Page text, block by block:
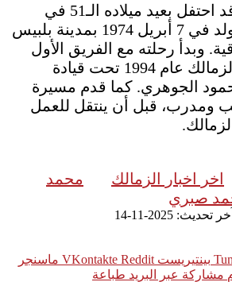
كان محمد صبري قد احتفل بعيد ميلاده الـ51 في
أبريل الماضي، إذ ولد في 7 أبريل 1974 بمدينة بلبيس
وبدأ رحلته مع الفريق الأول
لكرة القدم بنادي الزمالك عام 1994 تحت قيادة
الجوهري. كما قدم مسيرة
ومدرب، قبل أن ينتقل للعمل
اخر اخبار الزمالك
محمد
صبري
آخر تحديث: 2025-11-14
بينتيريست
ماسنجر
مشاركة عبر البريد طباعة